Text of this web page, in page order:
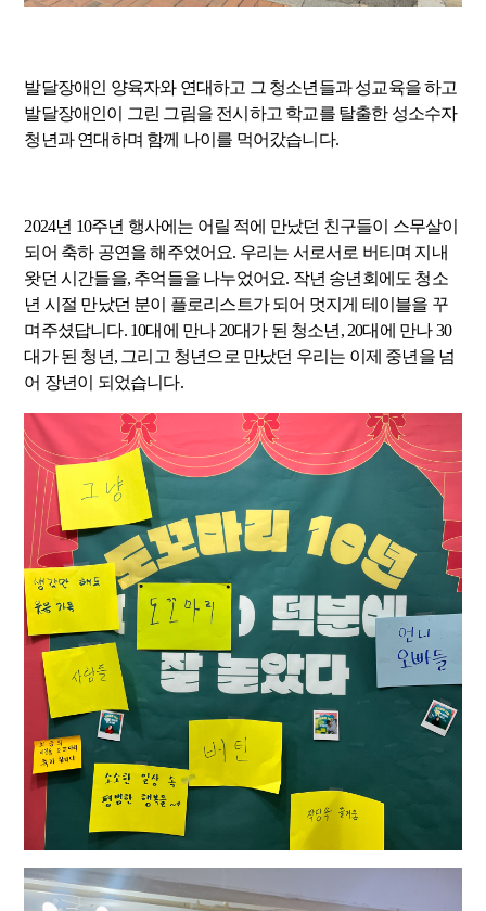
발달장애인 양육자와 연대하고 그 청소년들과 성교육을 하고
발달장애인이 그린 그림을 전시하고 학교를 탈출한 성소수자
청년과 연대하며 함께 나이를 먹어갔습니다.
2024년 10주년 행사에는 어릴 적에 만났던 친구들이 스무살이
되어 축하 공연을 해주었어요. 우리는 서로서로 버티며 지내
왓던 시간들을, 추억들을 나누었어요. 작년 송년회에도 청소
년 시절 만났던 분이 플로리스트가 되어 멋지게 테이블을 꾸
며주셨답니다. 10대에 만나 20대가 된 청소년, 20대에 만나 30
대가 된 청년, 그리고 청년으로 만났던 우리는 이제 중년을 넘
어 장년이 되었습니다.